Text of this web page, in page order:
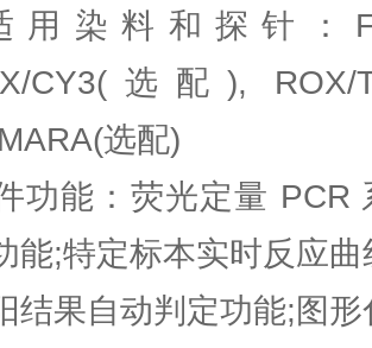
料和探针：
CY3(选配),
选配)
能：荧光定量 PCR
能;特定标本实时反应
果自动判定功能;图形